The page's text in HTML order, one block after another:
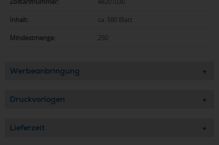
Inhalt: ca. 580 Blatt
Mindestmenge: 250
Werbeanbringung
Druckvorlagen
Lieferzeit